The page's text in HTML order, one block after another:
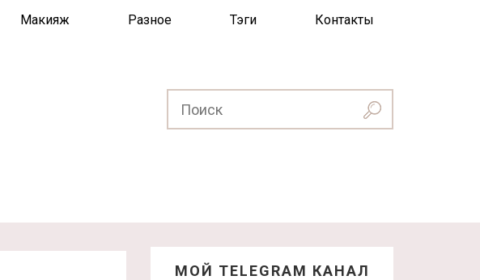
Макияж Разное Тэги Контакты
МОЙ TELEGRAM КАНАЛ